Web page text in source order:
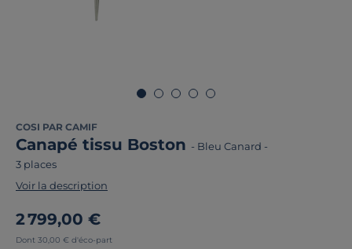
COSI PAR CAMIF
Canapé tissu Boston - Bleu Canard -
3 places
Voir la description
2 799,00 €
Dont 30,00 € d'éco-part